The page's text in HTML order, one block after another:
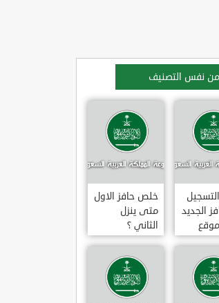
نفس التصنيف
الجديد
1443 موقع
للعمل
خلص حافز الاول
متى ينزل
الثاني ؟